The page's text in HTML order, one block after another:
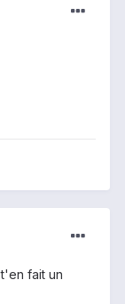
fait un